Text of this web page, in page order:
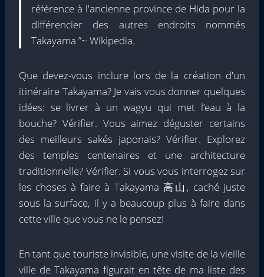
référence à l'ancienne province de Hida pour la
différencier des autres endroits nommés
Takayama ”~ Wikipedia.
Que devez-vous inclure lors de la création d'un
itinéraire Takayama? Je vais vous donner quelques
idées: se livrer à un wagyu qui met l’eau à la
bouche? Vérifier. Vous aimez déguster certains
des meilleurs sakés japonais? Vérifier. Explorez
des temples centenaires et une architecture
traditionnelle? Vérifier. Si vous vous interrogez sur
les choses à faire à Takayama 高山, caché juste
sous la surface, il y a beaucoup plus à faire dans
cette ville que vous ne le pensez!
En tant que touriste invisible, une visite de la vieille
ville de Takayama figurait en tête de ma liste des